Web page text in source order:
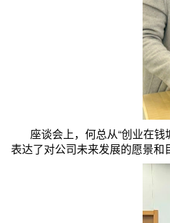
座谈会上，何总从“创业在钱
表达了对公司未来发展的愿景和